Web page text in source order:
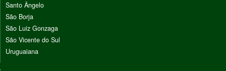
Santo Ângelo
São Borja
São Luiz Gonzaga
São Vicente do Sul
Uruguaiana